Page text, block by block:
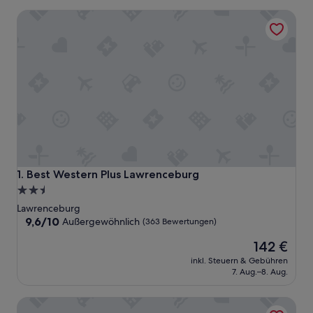
1. Best Western Plus Lawrenceburg
Best Western Plus Lawrenceburg
2.5-
Sterne-
Unterkunft
Lawrenceburg
9.6
9,6/10 Außergewöhnlich (363 Bewertungen)
Der
Preis
beträgt
142 €
inkl. Steuern & Gebühren
7. Aug.–8. Aug.